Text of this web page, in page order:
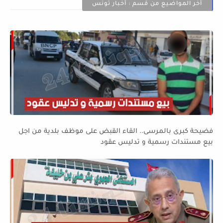
أخر المواضيع من قسم : أخبار تونس
فضيحة كبرى بالمرسى.. القاء القبض على موظف بلدية من اجل
بيع مستندات رسمية و تدليس عقود